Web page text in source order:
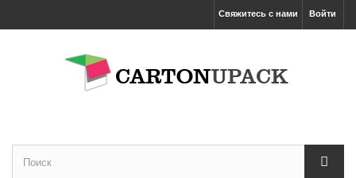
Войти
Свяжитесь с нами